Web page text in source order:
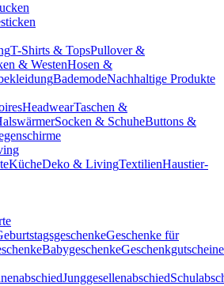
T-Shirts & TopsPullover &
& WestenHosen &
BademodeNachhaltige Produkte
HeadwearTaschen &
Socken & SchuheButtons &
KücheDeko & LivingTextilienHaustier-
Geschenke für
BabygeschenkeGeschenkgutscheine
Junggesellenabschied